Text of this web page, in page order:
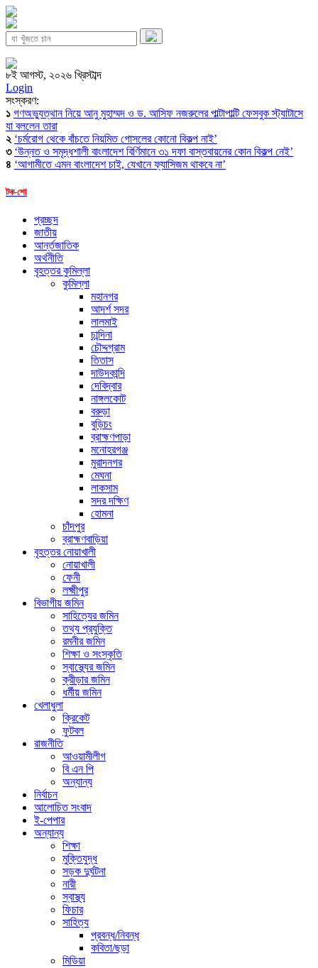
৮ই আগস্ট, ২০২৬ খ্রিস্টাব্দ
Login
সংস্করণ:
১ গণঅভ্যুত্থান নিয়ে আনু মুহাম্মদ ও ড. আসিফ নজরুলের পাল্টাপাল্টি ফেসবুক স্ট্যাটাসে
যা বললেন তারা
২ ‘চর্মরোগ থেকে বাঁচতে নিয়মিত গোসলের কোনো বিকল্প নাই’
৩ ‘উন্নত ও সমৃদ্ধশালী বাংলাদেশ বির্ণিমানে ৩১ দফা বাস্তবায়নের কোন বিকল্প নেই’
৪ ‘আগামীতে এমন বাংলাদেশ চাই, যেখানে ফ্যাসিজম থাকবে না’
টক-শো
প্রচ্ছদ
জাতীয়
আর্ন্তজাতিক
অর্থনীতি
বৃহত্তর কুমিল্লা
কুমিল্লা
মহানগর
আদর্শ সদর
লালমাই
চান্দিনা
চৌদ্দগ্রাম
তিতাস
দাউদকান্দি
দেবিদ্বার
নাঙ্গলকোট
বরুড়া
বুড়িচং
ব্রাহ্মণপাড়া
মনোহরগঞ্জ
মুরাদনগর
মেঘনা
লাকসাম
সদর দক্ষিণ
হোমনা
চাঁদপুর
ব্রাহ্মণবাড়িয়া
বৃহত্তর নোয়াখালী
নোয়াখালী
ফেনী
লক্ষ্মীপুর
বিভাগীয় জমিন
সাহিত্যের জমিন
তথ্য প্রযুক্তি
রমনীর জমিন
শিক্ষা ও সংস্কৃতি
স্বাস্থ্যের জমিন
ক্রীড়ার জমিন
ধর্মীয় জমিন
খেলাধুলা
ক্রিকেট
ফুটবল
রাজনীতি
আওয়ামীলীগ
বি এন পি
অন্যান্য
নির্বাচন
আলোচিত সংবাদ
ই-পেপার
অন্যান্য
শিক্ষা
মুক্তিযুদ্ধ
সড়ক দুর্ঘটনা
নারী
স্বাস্থ্য
ফিচার
সাহিত্য
প্রবন্ধ/নিবন্ধ
কবিতা/ছড়া
মিডিয়া